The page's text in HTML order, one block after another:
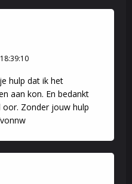
hulp dat ik het
aan kon. En bedankt
Zonder jouw hulp